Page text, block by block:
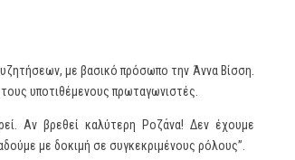
με βασικό πρόσωπο την Άννα Βίσση.
υποτιθέμενους πρωταγωνιστές.
Αν βρεθεί καλύτερη Ροζάνα! Δεν έχουμε
με δοκιμή σε συγκεκριμένους ρόλους”.